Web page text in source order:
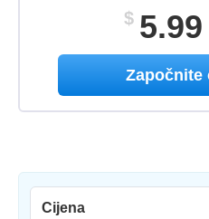
$ 5.99
Započnite
Cijena